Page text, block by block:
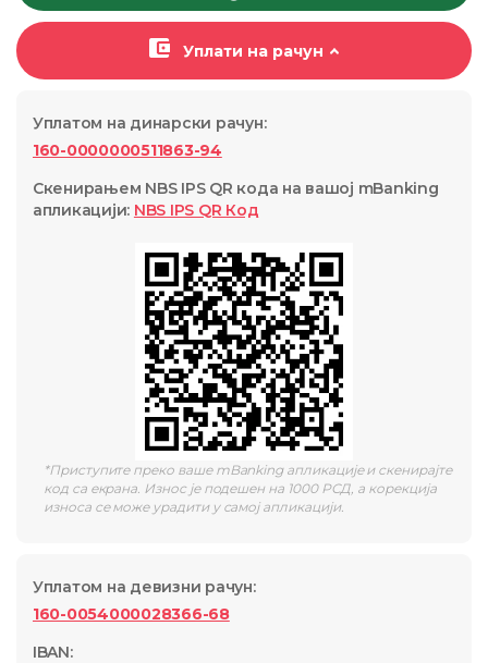
Уплати на рачун
Уплатом на динарски рачун:
160-0000000511863-94
Скенирањем NBS IPS QR кода на вашој mBanking
апликацији: NBS IPS QR Код
*Приступите преко ваше mBanking апликације и скенирајте
код са екрана. Износ је подешен на 1000 РСД, а корекција
износа се може урадити у самој апликацији.
Уплатом на девизни рачун:
160-0054000028366-68
IBAN: